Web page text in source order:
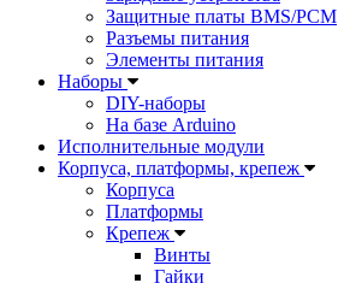
Защитные платы BMS/PCM
Разъемы питания
Элементы питания
Наборы
DIY-наборы
На базе Arduino
Исполнительные модули
Корпуса, платформы, крепеж
Корпуса
Платформы
Крепеж
Винты
Гайки